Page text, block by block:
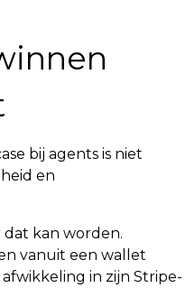
bij agents is niet
en
kan worden.
vanuit een wallet
in zijn Stripe-